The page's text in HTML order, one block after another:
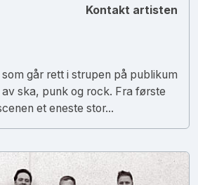
Kontakt artisten
går rett i strupen på publikum
ska, punk og rock. Fra første
et eneste stor...